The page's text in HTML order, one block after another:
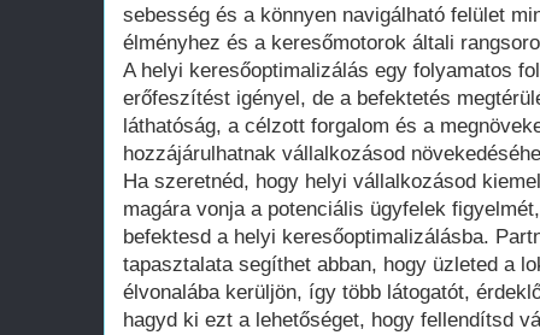
sebesség és a könnyen navigálható felület
élményhez és a keresőmotorok általi
A helyi keresőoptimalizálás egy folyamatos
erőfeszítést igényel, de a befektetés
láthatóság, a célzott forgalom és a
hozzájárulhatnak vállalkozásod
Ha szeretnéd, hogy helyi vállalkozásod
magára vonja a potenciális ügyfelek
befektesd a helyi keresőoptimalizálásba.
tapasztalata segíthet abban, hogy üzleted a
élvonalába kerüljön, így több látogatót,
hagyd ki ezt a lehetőséget, hogy fellendítsd